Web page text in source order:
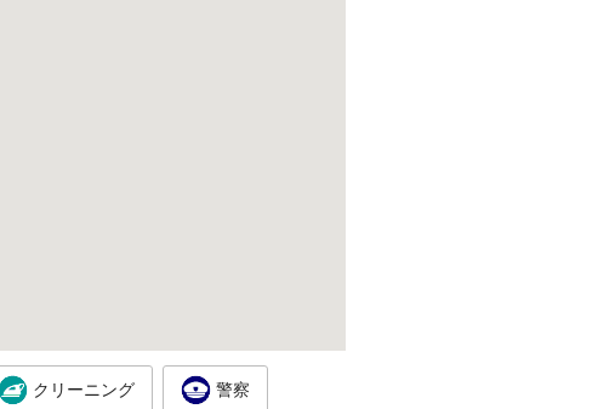
クリーニング 警察